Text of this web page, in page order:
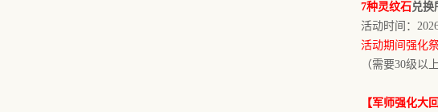
7种灵纹石 兑换
活动时间： 202
活动期间 强化
（需要30级以
【军师强化大回